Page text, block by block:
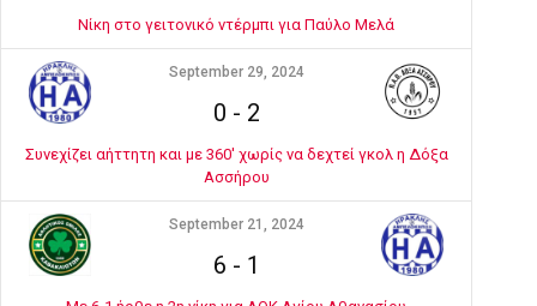
Νίκη στο γειτονικό ντέρμπι για Παύλο Μελά
September 29, 2024
0 - 2
Συνεχίζει αήττητη και με 360' χωρίς να δεχτεί γκολ η Δόξα
Ασσήρου
September 21, 2024
6 - 1